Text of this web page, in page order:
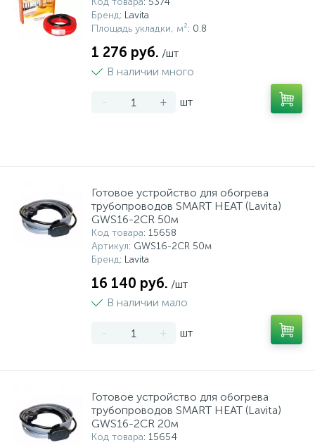
Бренд: Lavita
Площадь укладки, м²: 0.8
1 276 руб. /шт
В наличии много
- + шт
Готовое устройство для обогрева
трубопроводов SMART HEAT (Lavita)
GWS16-2CR 50м
Код товара: 15658
Артикул: GWS16-2CR 50м
Бренд: Lavita
16 140 руб. /шт
В наличии мало
- + шт
Готовое устройство для обогрева
трубопроводов SMART HEAT (Lavita)
GWS16-2CR 20м
Код товара: 15654